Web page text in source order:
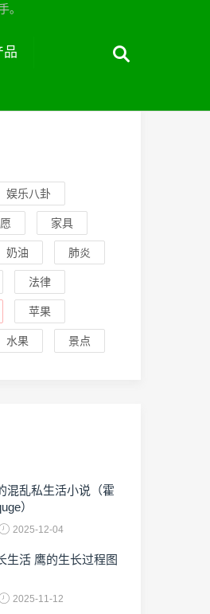
。
品
娱乐八卦
家具
奶油 肺炎
法律
苹果
水果 景点
混乱私生活小说（霍
）
2025-12-04
生活 鹰的生长过程图
2025-11-12